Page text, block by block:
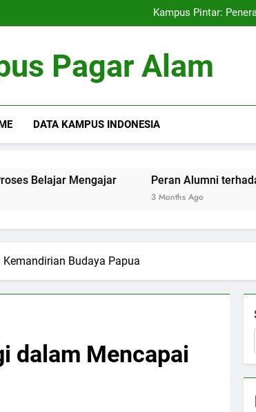
Kampus Pintar:
Peran Alumni terhadap
Kampus Pintar:
Peran Alumni terhadap
Pagar Alam
DATA KAMPUS INDONESIA
Peran Alumni terhadap
Budaya Papua
dalam Mencapai